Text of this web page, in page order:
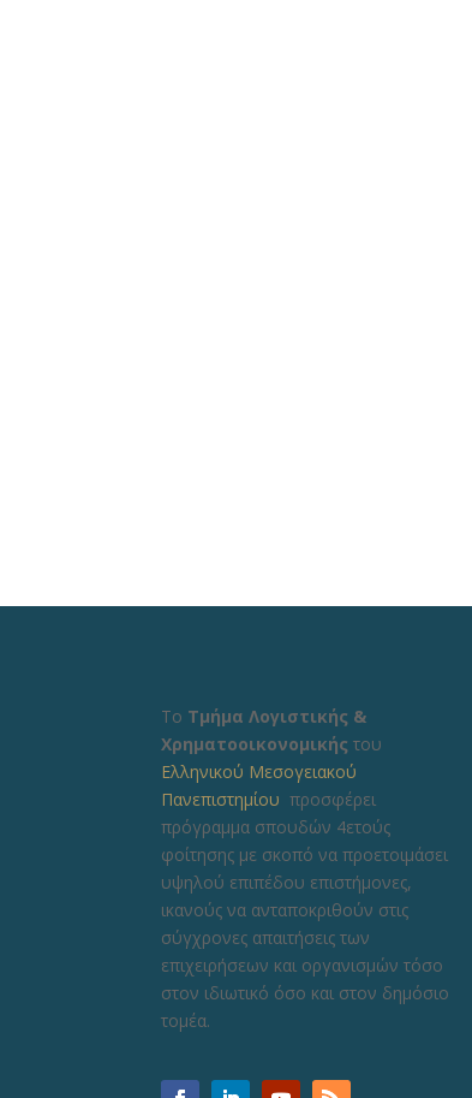
Το Τμήμα Λογιστικής &
Χρηματοοικονομικήςτου
Ελληνικού Μεσογειακού
Πανεπιστημίου προσφέρει
πρόγραμμα σπουδών 4ετούς
φοίτησης με σκοπό να προετοιμάσει
υψηλού επιπέδου επιστήμονες,
ικανούς να ανταποκριθούν στις
σύγχρονες απαιτήσεις των
επιχειρήσεων και οργανισμών τόσο
στον ιδιωτικό όσο και στον δημόσιο
τομέα.